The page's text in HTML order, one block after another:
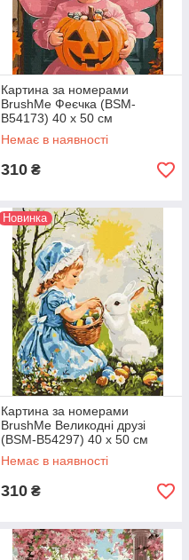
Картина за номерами
BrushMe Феєчка (BSM-
B54173) 40 х 50 см
Немає в наявності
310 ₴
Новинка
Картина за номерами
BrushMe Великодні друзі
(BSM-B54297) 40 х 50 см
Немає в наявності
310 ₴